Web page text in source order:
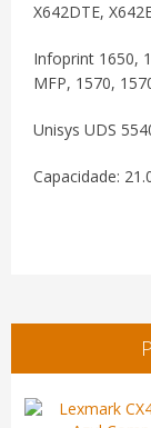
X642DTE,
Infoprint 1650,
MFP, 1570,
Unisys UDS
Capacidade: